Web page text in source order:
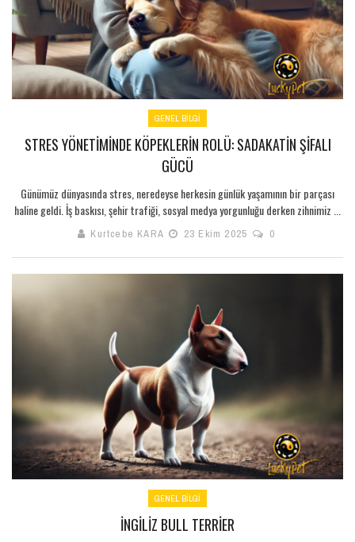
GENEL BILGI
STRES YÖNETIMINDE KÖPEKLERIN ROLÜ: SADAKATIN ŞIFALI
GÜCÜ
Günümüz dünyasında stres, neredeyse herkesin günlük yaşamının bir parçası
haline geldi. İş baskısı, şehir trafiği, sosyal medya yorgunluğu derken zihnimiz ...
Kurtcebe KARA 23 Ekim 2025 0
GENEL BILGI
İNGILIZ BULL TERRIER